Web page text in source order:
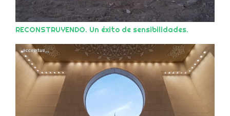
RECONSTRUYENDO. Un éxito de sensibilidades.